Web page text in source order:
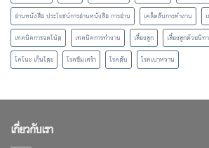
อ่านหนังสือ ประโยชน์การอ่านหนังสือ การอ่าน
เคล็ดลับการทำงาน
เทคนิคการจดโน้ต
เทคนิคการทำงาน เลี้ยงลูก เลี้ยงลูกด้วยนิท
โคโนะ เก็นโตะ
โรคซึมเศร้า โรคตับ โรคเบาหวาน
เกี่ยวกับเรา